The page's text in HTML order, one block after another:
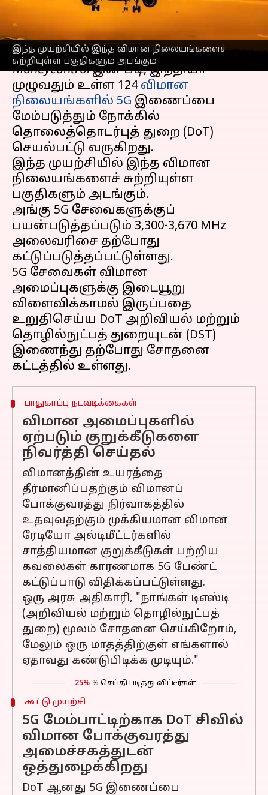
இந்த முயற்சியில் இந்த விமான நிலையங்களைச்
சுற்றியுள்ள பகுதிகளும் அடங்கும்
Venkatalakshmi V Aug 19, 2024
செய்தி முன்னோட்டம்
Moneycontrolஇன் படி, இந்தியா
முழுவதும் உள்ள 124 விமான
நிலையங்களில் 5G இணைப்பை
மேம்படுத்தும் நோக்கில்
தொலைத்தொடர்புத் துறை (DoT)
செயல்பட்டு வருகிறது.
இந்த முயற்சியில் இந்த விமான
நிலையங்களைச் சுற்றியுள்ள
பகுதிகளும் அடங்கும்.
அங்கு 5G சேவைகளுக்குப்
பயன்படுத்தப்படும் 3,300-3,670 MHz
அலைவரிசை தற்போது
கட்டுப்படுத்தப்பட்டுள்ளது.
5G சேவைகள் விமான
அமைப்புகளுக்கு இடையூறு
விளைவிக்காமல் இருப்பதை
உறுதிசெய்ய DoT அறிவியல் மற்றும்
தொழில்நுட்பத் துறையுடன் (DST)
இணைந்து தற்போது சோதனை
பாதுகாப்பு நடவடிக்கைகள்
விமான அமைப்புகளில்
ஏற்படும் குறுக்கீடுகளை
நிவர்த்தி செய்தல்
விமானத்தின் உயரத்தை
தீர்மானிப்பதற்கும் விமானப்
போக்குவரத்து நிர்வாகத்தில்
உதவுவதற்கும் முக்கியமான விமான
ரேடியோ அல்டிமீட்டர்களில்
சாத்தியமான குறுக்கீடுகள் பற்றிய
கவலைகள் காரணமாக 5G பேண்ட்
கட்டுப்பாடு விதிக்கப்பட்டுள்ளது.
ஒரு அரசு அதிகாரி, "நாங்கள் டிஎஸ்டி
(அறிவியல் மற்றும் தொழில்நுட்பத்
துறை) மூலம் சோதனை செய்கிறோம்,
மேலும் ஒரு மாதத்திற்குள் எங்களால்
ஏதாவது கண்டுபிடிக்க முடியும்."
25% % செய்தி படித்து விட்டீர்கள்
கூட்டு முயற்சி
5G மேம்பாட்டிற்காக DoT சிவில்
விமான போக்குவரத்து
அமைச்சகத்துடன்
ஒத்துழைக்கிறது
DoT ஆனது 5G இணைப்பை